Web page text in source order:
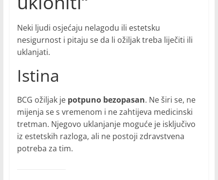
Neki ljudi osjećaju nelagodu ili estetsku
nesigurnost i pitaju se da li ožiljak treba liječiti ili
uklanjati.
Istina
BCG ožiljak je potpuno bezopasan. Ne širi se, ne
mijenja se s vremenom i ne zahtijeva medicinski
tretman. Njegovo uklanjanje moguće je isključivo
iz estetskih razloga, ali ne postoji zdravstvena
potreba za tim.